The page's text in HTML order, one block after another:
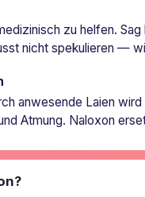
zu helfen.
nicht spekulieren —
anwesende Laien
Atmung. Naloxon